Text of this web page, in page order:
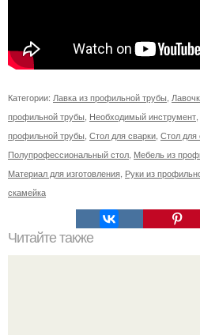
Категории: Лавка из профильной трубы,
профильной трубы, Необходимый инструмент,
профильной трубы, Стол для сварки, Стол для
Полупрофессиональный стол, Мебель из
Материал для изготовления, Руки из
скамейка
Читайте также